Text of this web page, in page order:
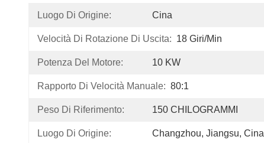
Luogo Di Origine: Cina
Velocità Di Rotazione Di Uscita: 18 Giri/min
Potenza Del Motore: 10 KW
Rapporto Di Velocità Manuale: 80:1
Peso Di Riferimento: 150 CHILOGRAMMI
Luogo Di Origine: Changzhou, Jiangsu, Cina